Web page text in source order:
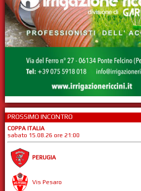
PROSSIMO INCONTRO
COPPA ITALIA
sabato 15.08.26 ore 21:00
PERUGIA
Vis Pesaro